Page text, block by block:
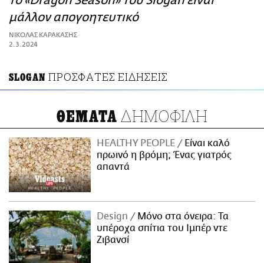
ΑΜΠΑ
PRINT
μάλλον απογοητευτικό
ΝΙΚΟΛΑΣ ΚΑΡΑΚΑΣΗΣ
2.3.2024
SLOGAN ΠΡΟΣΦΑΤΕΣ ΕΙΔΗΣΕΙΣ
ΘΕΜΑΤΑ ΔΗΜΟΦΙΛΗ
HEALTHY PEOPLE
Είναι καλό
πρωινό η βρόμη; Ένας γιατρός
απαντά
Design
Μόνο στα όνειρα: Τα
υπέροχα σπίτια του Ιμπέρ ντε
Ζιβανσί